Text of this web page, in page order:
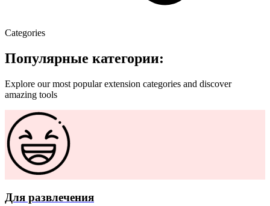
Categories
Популярные категории:
Explore our most popular extension categories and discover
amazing tools
Для развлечения